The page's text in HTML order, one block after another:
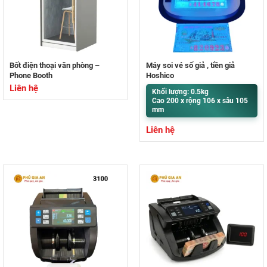
Bốt điện thoại văn phòng –
Phone Booth
Liên hệ
Máy soi vé số giả , tiền giả
Hoshico
Khối lượng: 0.5kg
Cao 200 x rộng 106 x sâu 105
mm
Liên hệ